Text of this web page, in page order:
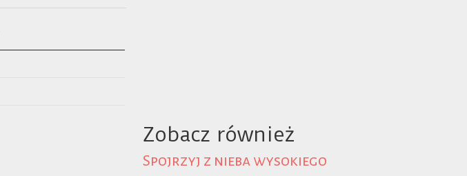
Zobacz również
Spojrzyj z nieba wysokiego